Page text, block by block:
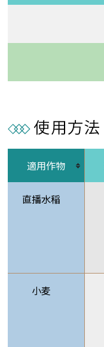
適用作物
直播水稲
小麦